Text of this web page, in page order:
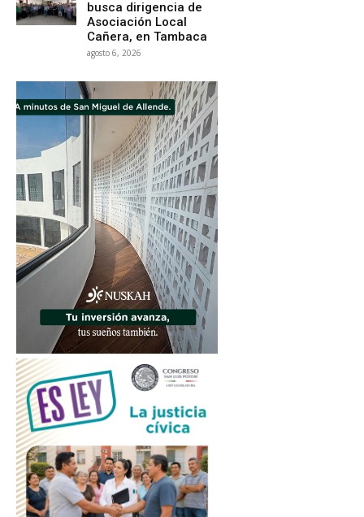
busca dirigencia de
Asociación Local
Cañera, en Tambaca
agosto 6, 2026